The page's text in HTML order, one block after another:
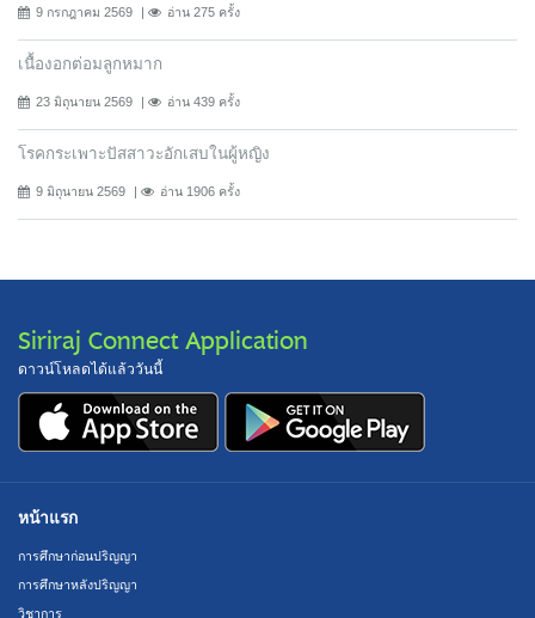
9 กรกฎาคม 2569 อ่าน 275 ครั้ง
เนื้องอกต่อมลูกหมาก
23 มิถุนายน 2569 อ่าน 439 ครั้ง
โรคกระเพาะปัสสาวะอักเสบในผู้หญิง
9 มิถุนายน 2569 อ่าน 1906 ครั้ง
Siriraj Connect Application
ดาวน์โหลดได้แล้ววันนี้
หน้าแรก
การศึกษาก่อนปริญญา
การศึกษาหลังปริญญา
วิชาการ